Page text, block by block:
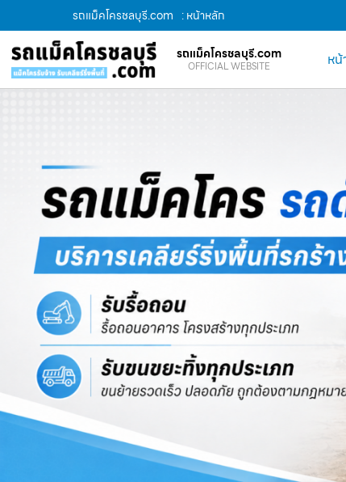
รถแม็คโครชลบุรี.com : หน้าหลัก
รถแม็คโครชลบุรี.com
OFFICIAL WEBSITE หน้